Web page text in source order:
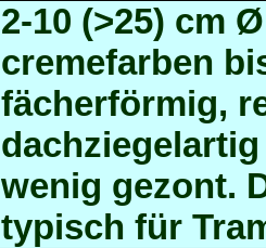
2-10 (>25) cm
cremefarben
fächerförmig,
wenig gezont.
typisch für